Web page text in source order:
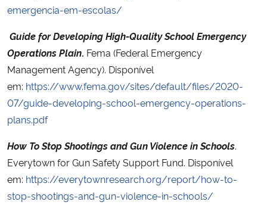
emergencia-em-escolas/
Guide for Developing High-Quality School Emergency
Operations Plain. Fema (Federal Emergency
Management Agency). Disponível
em: https://www.fema.gov/sites/default/files/2020-
07/guide-developing-school-emergency-operations-
plans.pdf
How To Stop Shootings and Gun Violence in Schools.
Everytown for Gun Safety Support Fund. Disponível
em: https://everytownresearch.org/report/how-to-
stop-shootings-and-gun-violence-in-schools/